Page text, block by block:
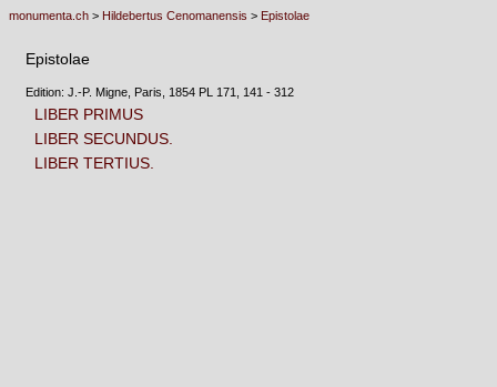
monumenta.ch > Hildebertus Cenomanensis > Epistolae
Epistolae
Edition: J.-P. Migne, Paris, 1854 PL 171, 141 - 312
LIBER PRIMUS
LIBER SECUNDUS.
LIBER TERTIUS.